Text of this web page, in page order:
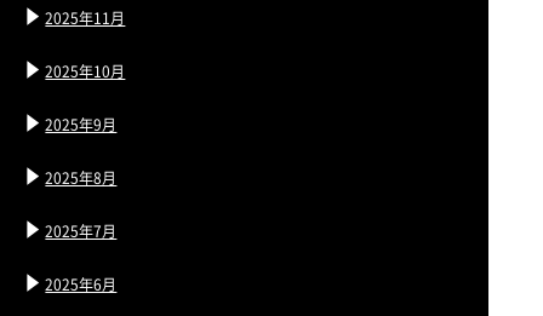
2025年11月
2025年10月
2025年9月
2025年8月
2025年7月
2025年6月